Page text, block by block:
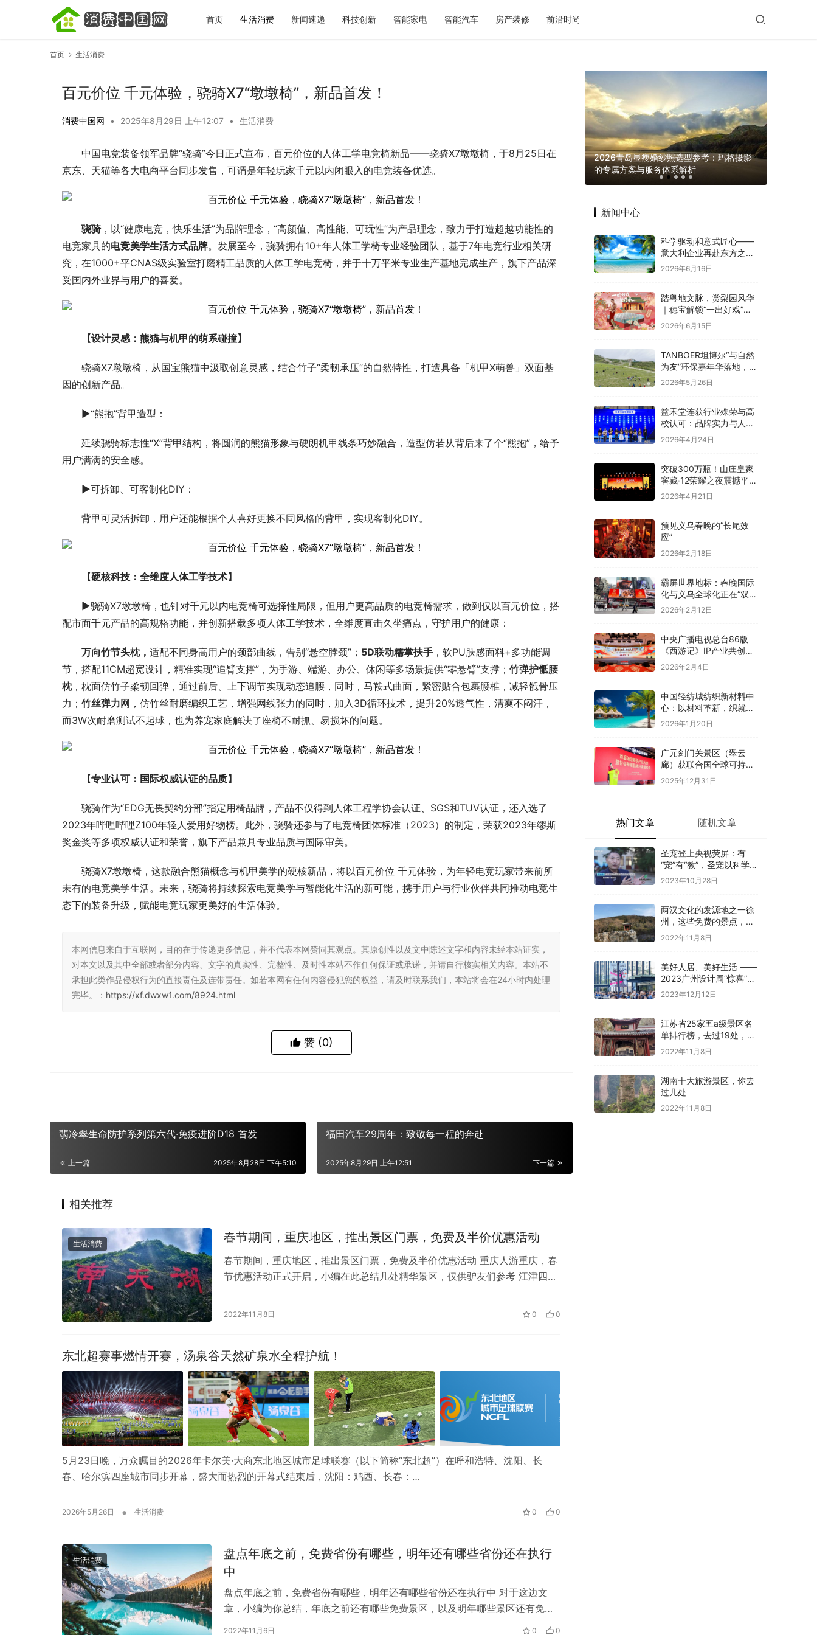
首页 生活消费 新闻速递 科技创新 智能家电 智能汽车 房产装修 前沿时尚
首页 生活消费
百元价位 千元体验，骁骑X7“墩墩椅”，新品首发！
消费中国网 • 2025年8月29日 上午12:07 • 生活消费
中国电竞装备领军品牌“骁骑”今日正式宣布，百元价位的人体工学电竞椅新品——骁骑X7墩墩椅，于8月25日在
京东、天猫等各大电商平台同步发售，可谓是年轻玩家千元以内闭眼入的电竞装备优选。
骁骑，以“健康电竞，快乐生活”为品牌理念，“高颜值、高性能、可玩性”为产品理念，致力于打造超越功能性的
电竞家具的电竞美学生活方式品牌。发展至今，骁骑拥有10+年人体工学椅专业经验团队，基于7年电竞行业相关研
究，在1000+平CNAS级实验室打磨精工品质的人体工学电竞椅，并于十万平米专业生产基地完成生产，旗下产品深
受国内外业界与用户的喜爱。
【设计灵感：熊猫与机甲的萌系碰撞】
骁骑X7墩墩椅，从国宝熊猫中汲取创意灵感，结合竹子“柔韧承压”的自然特性，打造具备「机甲X萌兽」双面基
因的创新产品。
▶“熊抱”背甲造型：
延续骁骑标志性“X”背甲结构，将圆润的熊猫形象与硬朗机甲线条巧妙融合，造型仿若从背后来了个“熊抱”，给予
用户满满的安全感。
▶可拆卸、可客制化DIY：
背甲可灵活拆卸，用户还能根据个人喜好更换不同风格的背甲，实现客制化DIY。
【硬核科技：全维度人体工学技术】
▶骁骑X7墩墩椅，也针对千元以内电竞椅可选择性局限，但用户更高品质的电竞椅需求，做到仅以百元价位，搭
配市面千元产品的高规格功能，并创新搭载多项人体工学技术，全维度直击久坐痛点，守护用户的健康：
万向竹节头枕， 适配不同身高用户的颈部曲线，告别“悬空脖颈”； 5D联动糯掌扶手 ，软PU肤感面料+多功能调
节，搭配11CM超宽设计，精准实现“追臂支撑”，为手游、端游、办公、休闲等多场景提供“零悬臂”支撑； 竹弹护骶腰
枕，枕面仿竹子柔韧回弹，通过前后、上下调节实现动态追腰，同时，马鞍式曲面，紧密贴合包裹腰椎，减轻骶骨压
力； 竹丝弹力网 ，仿竹丝耐磨编织工艺，增强网线张力的同时，加入3D循环技术，提升20%透气性，清爽不闷汗，
而3W次耐磨测试不起球，也为养宠家庭解决了座椅不耐抓、易损坏的问题。
【专业认可：国际权威认证的品质】
骁骑作为“EDG无畏契约分部”指定用椅品牌，产品不仅得到人体工程学协会认证、SGS和TUV认证，还入选了
2023年哔哩哔哩Z100年轻人爱用好物榜。此外，骁骑还参与了电竞椅团体标准（2023）的制定，荣获2023年缪斯
奖金奖等多项权威认证和荣誉，旗下产品兼具专业品质与国际审美。
骁骑X7墩墩椅，这款融合熊猫概念与机甲美学的硬核新品，将以百元价位 千元体验，为年轻电竞玩家带来前所
未有的电竞美学生活。未来，骁骑将持续探索电竞美学与智能化生活的新可能，携手用户与行业伙伴共同推动电竞生
态下的装备升级，赋能电竞玩家更美好的生活体验。
本网信息来自于互联网，目的在于传递更多信息，并不代表本网赞同其观点。其原创性以及文中陈述文字和内容未经本站证实，
对本文以及其中全部或者部分内容、文字的真实性、完整性、及时性本站不作任何保证或承诺，并请自行核实相关内容。本站不
承担此类作品侵权行为的直接责任及连带责任。如若本网有任何内容侵犯您的权益，请及时联系我们，本站将会在24小时内处理
完毕。： https://xf.dwxw1.com/8924.html
赞 (0)
翡冷翠生命防护系列第六代·免疫进阶D18 首发
上一篇 2025年8月28日 下午5:10
福田汽车29周年：致敬每一程的奔赴
下一篇
2025年8月29日 上午12:51
相关推荐
生活消费 春节期间，重庆地区，推出景区门票，免费及半价优惠活动
春节期间，重庆地区，推出景区门票，免费及半价优惠活动 重庆人游重庆，春
节优惠活动正式开启，小编在此总结几处精华景区，仅供驴友们参考 江津四面
2022年11月8日 0 0
东北超赛事燃情开赛，汤泉谷天然矿泉水全程护航！
5月23日晚，万众瞩目的2026年卡尔美·大商东北地区城市足球联赛（以下简称“东北超”）在呼和浩特、沈阳、长
春、哈尔滨四座城市同步开幕，盛大而热烈的开幕式结束后，沈阳：鸡西、长春：…
2026年5月26日 • 生活消费 0 0
生活消费
盘点年底之前，免费省份有哪些，明年还有哪些省份还在执行
中
盘点年底之前，免费省份有哪些，明年还有哪些省份还在执行中 对于这边文
章，小编为你总结，年底之前还有哪些免费景区，以及明年哪些景区还有免费
当中 2020免费省份 2020马上就要结束…
2022年11月6日 0 0
宋城一梦越千年｜全场景文旅体验盘点，看
完再决定去不去
秋天第一杯奶茶如何选？暖燕现炖滋养给出
标准答案，重新定义秋日仪式感
2026青岛显瘦婚纱照选型参考：玛格摄影
的专属方案与服务体系解析
新闻中心
科学驱动和意式匠心——
意大利企业再赴东方之约
赋能意中大健康产业深度
2026年6月16日
踏粤地文脉，赏梨园风华
｜穗宝解锁“一出好戏”文
化溯源之旅
2026年6月15日
TANBOER坦博尔“与自然
为友”环保嘉年华落地，构
建四季户外可持续实践
2026年5月26日
益禾堂连获行业殊荣与高
校认可：品牌实力与人才
战略双线并进
2026年4月24日
突破300万瓶！山庄皇家
窖藏·12荣耀之夜震撼平
泉，冀酒超级大单品强势
2026年4月21日
预见义乌春晚的“长尾效
应”
2026年2月18日
霸屏世界地标：春晚国际
化与义乌全球化正在“双向
奔赴”！
2026年2月12日
中央广播电视总台86版
《西游记》IP产业共创大
会在京举办
2026年2月4日
中国轻纺城纺织新材料中
心：以材料革新，织就全
球纺织未来新图景
2026年1月20日
广元剑门关景区（翠云
廊）获联合国全球可持续
“地球家园”范例奖
2025年12月31日
热门文章 随机文章
圣宠登上央视荧屏：有
“宠”有“教”，圣宠以科学训
导开启全新养宠体验
2023年10月28日
两汉文化的发源地之一徐
州，这些免费的景点，你
是否都去过
2022年11月8日
美好人居、美好生活 ——
2023广州设计周“惊喜”开
幕
2023年12月12日
江苏省25家五a级景区名
单排行榜，去过19处，才
算真正游过江苏
2022年11月8日
湖南十大旅游景区，你去
过几处
2022年11月8日